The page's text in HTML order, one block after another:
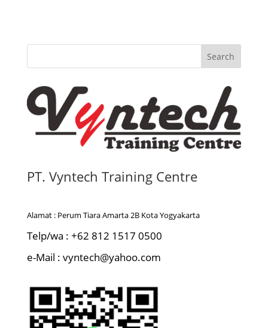
Search
PT. Vyntech Training Centre
Alamat : Perum Tiara Amarta 2B Kota Yogyakarta
Telp/wa : +62 812 1517 0500
e-Mail : vyntech@yahoo.com